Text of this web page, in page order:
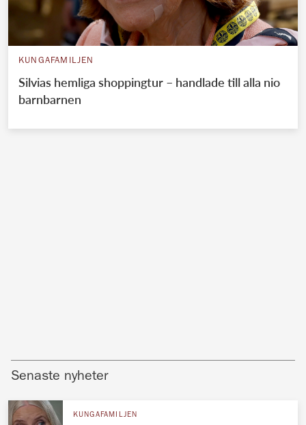
KUNGAFAMILJEN
Silvias hemliga shoppingtur – handlade till alla nio
barnbarnen
Senaste nyheter
KUNGAFAMILJEN